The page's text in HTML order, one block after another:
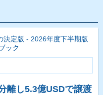
決定版 - 2026年度下半期版
ック
離し5.3億USDで譲渡